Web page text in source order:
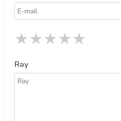
★
★
★
★
★
Rəy